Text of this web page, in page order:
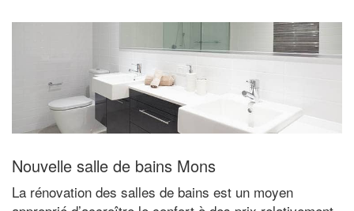
Nouvelle salle de bains Mons
La rénovation des salles de bains est un moyen